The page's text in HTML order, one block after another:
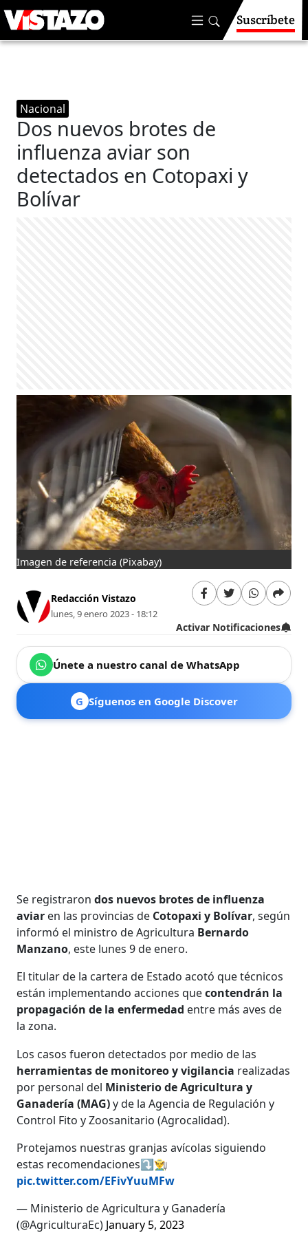
Suscríbete
Nacional
Dos nuevos brotes de
influenza aviar son
detectados en Cotopaxi y
Bolívar
Imagen de referencia (Pixabay)
Redacción Vistazo
lunes, 9 enero 2023 - 18:12
Activar Notificaciones
Únete a nuestro canal de WhatsApp
G Síguenos en Google Discover
Se registraron dos nuevos brotes de influenza
aviar en las provincias de Cotopaxi y Bolívar, según
informó el ministro de Agricultura Bernardo
Manzano, este lunes 9 de enero.
El titular de la cartera de Estado acotó que técnicos
están implementando acciones quecontendrán la
propagación de la enfermedad entre más aves de
la zona.
Los casos fueron detectados por medio de las
herramientas de monitoreo y vigilancia realizadas
por personal del Ministerio de Agricultura y
Ganadería (MAG)y de la Agencia de Regulación y
Control Fito y Zoosanitario (Agrocalidad).
Protejamos nuestras granjas avícolas siguiendo
estas recomendaciones⤵️👨‍🌾
pic.twitter.com/EFivYuuMFw
— Ministerio de Agricultura y Ganadería
(@AgriculturaEc) January 5, 2023